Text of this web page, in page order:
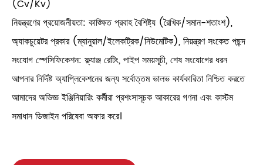
(Cv/Kv)
নিয়ন্ত্রণের প্রয়োজনীয়তা: কাঙ্ক্ষিত প্রবাহ বৈশিষ্ট্য (রৈখিক/সমান-শতাংশ),
অ্যাকচুয়েটর প্রকার (ম্যানুয়াল/ইলেকট্রিক/নিউমেটিক), নিয়ন্ত্রণ সংকেত পছন্দ
সংযোগ স্পেসিফিকেশন: ফ্ল্যাঞ্জ রেটিং, পাইপ সময়সূচী, শেষ সংযোগের ধরন
আপনার নির্দিষ্ট অ্যাপ্লিকেশনের জন্য সর্বোত্তম ভালভ কার্যকারিতা নিশ্চিত করতে
আমাদের অভিজ্ঞ ইঞ্জিনিয়ারিং কর্মীরা প্রশংসাসূচক আকারের গণনা এবং কাস্টম
সমাধান ডিজাইন পরিষেবা অফার করে।